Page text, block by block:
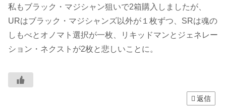
私もブラック・マジシャン狙いで2箱購入しましたが、
URはブラック・マジシャンズ以外が１枚ずつ、SRは魂の
しもべとオノマト選択が一枚、リキッドマンとジェネレー
ション・ネクストが2枚と悲しいことに。
返信